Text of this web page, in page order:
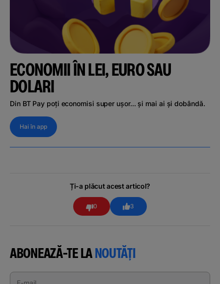
ECONOMII ÎN LEI, EURO SAU
DOLARI
Din BT Pay poți economisi super ușor... și mai ai și dobândă.
Hai în app
Ți-a plăcut acest articol?
0 3
ABONEAZĂ-TE LANOUTĂȚI